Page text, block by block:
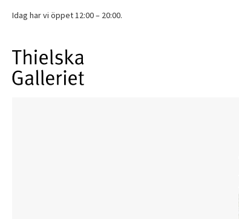
Idag har vi öppet 12:00 – 20:00.